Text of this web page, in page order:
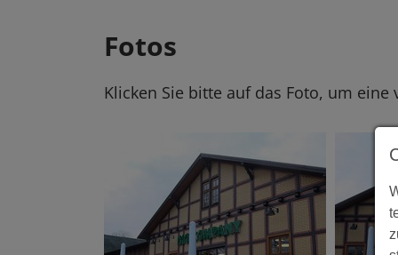
Fotos
Klicken Sie bitte auf das Foto, um